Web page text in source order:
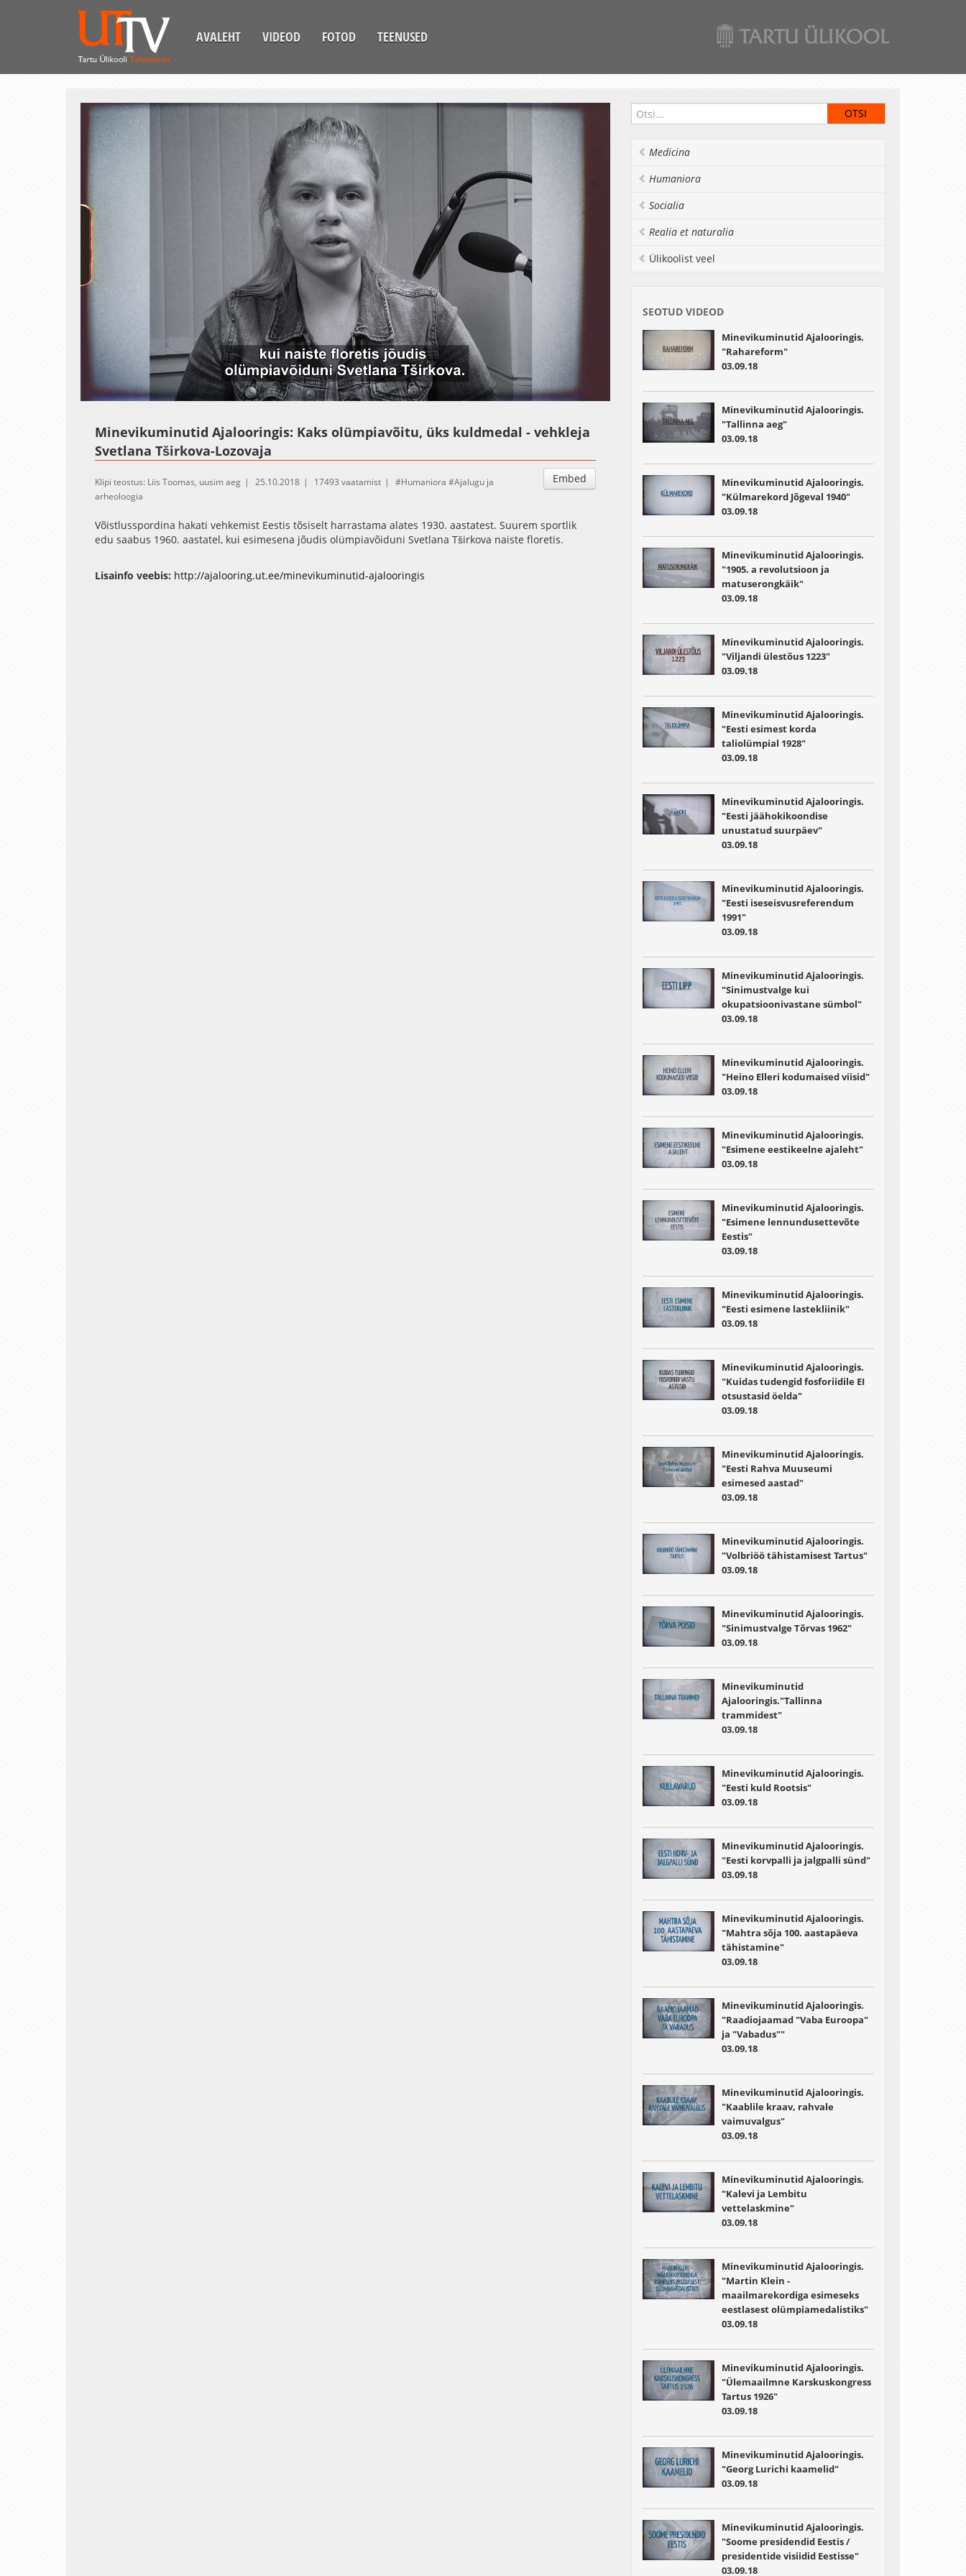
AVALEHT VIDEOD FOTOD TEENUSED
Unmute Loaded
16.93%
Esituskiirused
Auto
Minevikuminutid Ajalooringis: Kaks olümpiavõitu, üks kuldmedal - vehkleja
Svetlana Tširkova-Lozovaja
Embed
Klipi teostus: Liis Toomas, uusim aeg 25.10.2018 17493 vaatamist Humaniora
Ajalugu ja
arheoloogia
Võistlusspordina hakati vehkemist Eestis tõsiselt harrastama alates 1930. aastatest. Suurem sportlik
edu saabus 1960. aastatel, kui esimesena jõudis olümpiavõiduni Svetlana Tširkova naiste floretis.
Lisainfo veebis: http://ajalooring.ut.ee/minevikuminutid-ajalooringis
Medicina
Humaniora
Socialia
Realia et naturalia
Ülikoolist veel
SEOTUD VIDEOD
Minevikuminutid Ajalooringis.
"Rahareform"
03.09.18
Minevikuminutid Ajalooringis.
"Tallinna aeg"
03.09.18
Minevikuminutid Ajalooringis.
"Külmarekord Jõgeval 1940"
03.09.18
Minevikuminutid Ajalooringis.
"1905. a revolutsioon ja
matuserongkäik"
03.09.18
Minevikuminutid Ajalooringis.
"Viljandi ülestõus 1223"
03.09.18
Minevikuminutid Ajalooringis.
"Eesti esimest korda
taliolümpial 1928"
03.09.18
Minevikuminutid Ajalooringis.
"Eesti jäähokikoondise
unustatud suurpäev"
03.09.18
Minevikuminutid Ajalooringis.
"Eesti iseseisvusreferendum
1991"
03.09.18
Minevikuminutid Ajalooringis.
"Sinimustvalge kui
okupatsioonivastane sümbol"
03.09.18
Minevikuminutid Ajalooringis.
"Heino Elleri kodumaised viisid"
03.09.18
Minevikuminutid Ajalooringis.
"Esimene eestikeelne ajaleht"
03.09.18
Minevikuminutid Ajalooringis.
"Esimene lennundusettevõte
Eestis"
03.09.18
Minevikuminutid Ajalooringis.
"Eesti esimene lastekliinik"
03.09.18
Minevikuminutid Ajalooringis.
"Kuidas tudengid fosforiidile EI
otsustasid öelda"
03.09.18
Minevikuminutid Ajalooringis.
"Eesti Rahva Muuseumi
esimesed aastad"
03.09.18
Minevikuminutid Ajalooringis.
"Volbriöö tähistamisest Tartus"
03.09.18
Minevikuminutid Ajalooringis.
"Sinimustvalge Tõrvas 1962"
03.09.18
Minevikuminutid
Ajalooringis."Tallinna
trammidest"
03.09.18
Minevikuminutid Ajalooringis.
"Eesti kuld Rootsis"
03.09.18
Minevikuminutid Ajalooringis.
"Eesti korvpalli ja jalgpalli sünd"
03.09.18
Minevikuminutid Ajalooringis.
"Mahtra sõja 100. aastapäeva
tähistamine"
03.09.18
Minevikuminutid Ajalooringis.
"Raadiojaamad "Vaba Euroopa"
ja "Vabadus""
03.09.18
Minevikuminutid Ajalooringis.
"Kaablile kraav, rahvale
vaimuvalgus"
03.09.18
Minevikuminutid Ajalooringis.
"Kalevi ja Lembitu
vettelaskmine"
03.09.18
Minevikuminutid Ajalooringis.
"Martin Klein -
maailmarekordiga esimeseks
eestlasest olümpiamedalistiks"
03.09.18
Minevikuminutid Ajalooringis.
"Ülemaailmne Karskuskongress
Tartus 1926"
03.09.18
Minevikuminutid Ajalooringis.
"Georg Lurichi kaamelid"
03.09.18
Minevikuminutid Ajalooringis.
"Soome presidendid Eestis /
presidentide visiidid Eestisse"
03.09.18